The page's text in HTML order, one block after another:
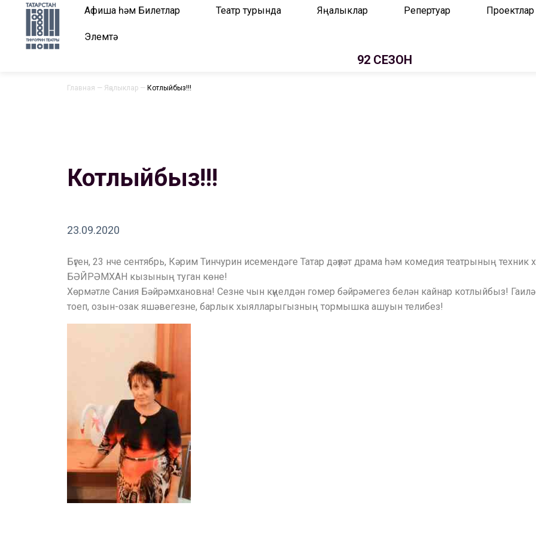
Афиша һәм Билетлар Театр турында Яңалыклар Репертуар Проектлар
Элемтә
92 СЕЗОН
Главная — Яңалыклар — Котлыйбыз!!!
Котлыйбыз!!!
23.09.2020
Бүген, 23 нче сентябрь, Кәрим Тинчурин исемендәге Татар дәүләт драма һәм комедия театрының
БӘЙРӘМХАН кызының туган көне!
Хөрмәтле Сания Бәйрәмхановна! Сезне чын күңелдән гомер бәйрәмегез белән кайнар котлыйбыз!
тоеп, озын-озак яшәвегезне, барлык хыялларыгызның тормышка ашуын телибез!